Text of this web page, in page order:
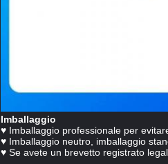
Imballaggio
♥ Imballaggio professionale per
♥ Imballaggio neutro, imballaggio
♥ Se avete un brevetto registrato